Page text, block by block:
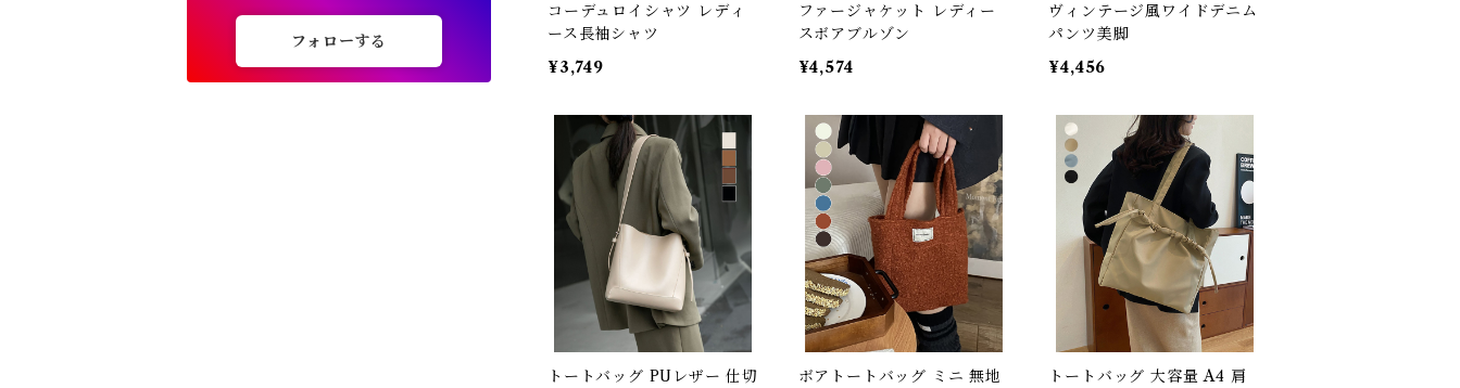
コーデュロイシャツ レディ
ース長袖シャツ
¥3,749
ファージャケット レディー
スボアブルゾン
¥4,574
ヴィンテージ風ワイドデニム
パンツ美脚
¥4,456
トートバッグ PUレザー 仕切
ボアトートバッグ ミニ 無地
トートバッグ 大容量 A4 肩
カーディガン
フォローする